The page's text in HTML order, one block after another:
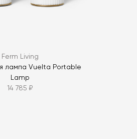
Ferm Living
лампа Vuelta Portable
Lamp
14 785 ₽